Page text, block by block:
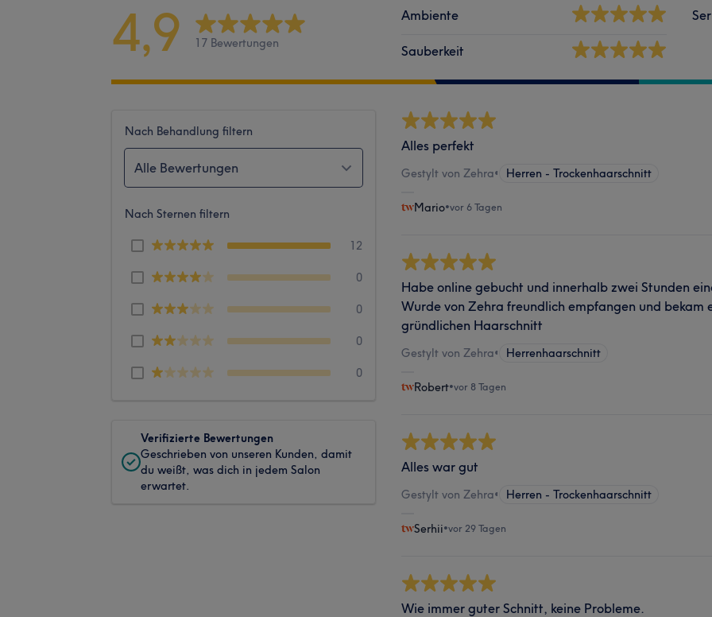
4,9 17 Bewertungen
Ambiente
Sauberkeit
Nach Behandlung filtern
Alle Bewertungen
Nach Sternen filtern
12
0
0
0
0
Verifizierte Bewertungen
Geschrieben von unseren Kunden, damit
du weißt, was dich in jedem Salon
erwartet.
Alles perfekt
Gestylt von Zehra• Herren - Trockenhaarschnitt
Mario•vor 6 Tagen
Habe online gebucht und innerhalb zwei Stunden
Wurde von Zehra freundlich empfangen und bekam
gründlichen Haarschnitt
Gestylt von Zehra• Herrenhaarschnitt
Robert•vor 8 Tagen
Alles war gut
Gestylt von Zehra• Herren - Trockenhaarschnitt
Serhii•vor 29 Tagen
Wie immer guter Schnitt, keine Probleme.